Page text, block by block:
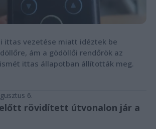
ittas vezetése miatt idéztek be
ám a gödöllői rendőrök az
ittas állapotban állították meg.
6.
rövidített útvonalon jár a